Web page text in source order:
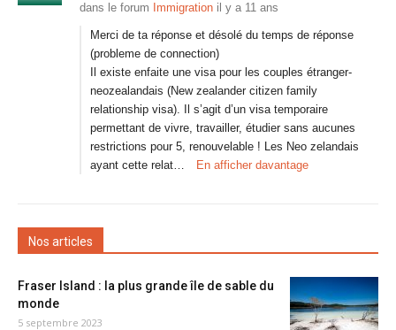
dans le forum Immigration il y a 11 ans
Merci de ta réponse et désolé du temps de réponse
(probleme de connection)
Il existe enfaite une visa pour les couples étranger-
neozealandais (New zealander citizen family
relationship visa). Il s’agit d’un visa temporaire
permettant de vivre, travailler, étudier sans aucunes
restrictions pour 5, renouvelable ! Les Neo zelandais
ayant cette relat…
En afficher davantage
Nos articles
Fraser Island : la plus grande île de sable du
monde
5 septembre 2023